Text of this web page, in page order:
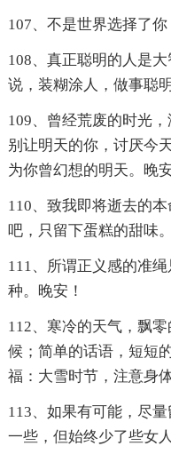
107、不是世界选择了
108、真正聪明的人是
说，装糊涂人，做事聪
109、曾经荒废的时光
别让明天的你，讨厌今
为你曾幻想的明天。晚安
110、致我即将逝去的
吧，只留下蛋糕的甜味
111、所谓正义感的准
种。晚安！
112、寒冷的天气，飘
候；简单的话语，短短
福：大雪时节，注意身
113、如果有可能，尽
一些，但始终少了些女